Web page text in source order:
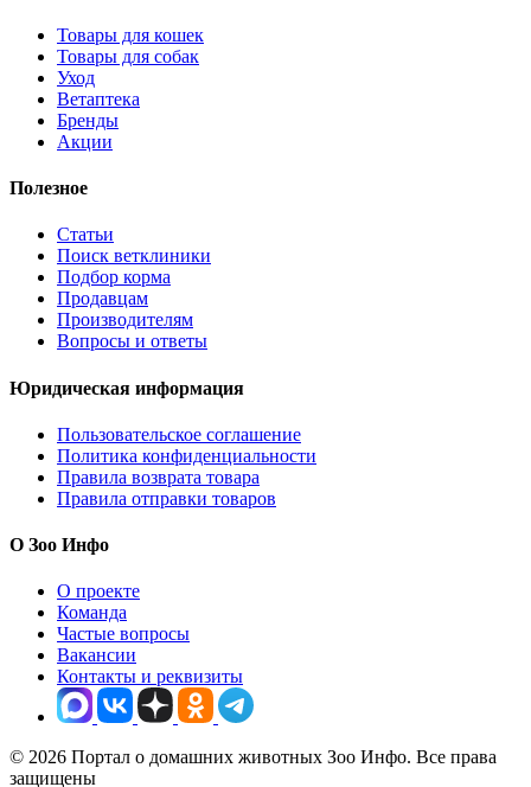
Товары для кошек
Товары для собак
Уход
Ветаптека
Бренды
Акции
Полезное
Статьи
Поиск ветклиники
Подбор корма
Продавцам
Производителям
Вопросы и ответы
Юридическая информация
Пользовательское соглашение
Политика конфиденциальности
Правила возврата товара
Правила отправки товаров
О Зоо Инфо
О проекте
Команда
Частые вопросы
Вакансии
Контакты и реквизиты
© 2026 Портал о домашних животных Зоо Инфо. Все права
защищены